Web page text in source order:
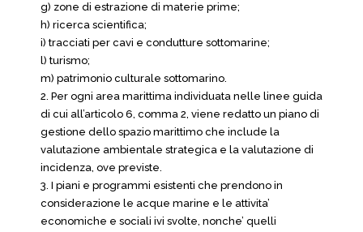
g) zone di estrazione di materie prime;
h) ricerca scientifica;
i) tracciati per cavi e condutture sottomarine;
l) turismo;
m) patrimonio culturale sottomarino.
2. Per ogni area marittima individuata nelle linee guida
di cui all’articolo 6, comma 2, viene redatto un piano di
gestione dello spazio marittimo che include la
valutazione ambientale strategica e la valutazione di
incidenza, ove previste.
3. I piani e programmi esistenti che prendono in
considerazione le acque marine e le attivita’
economiche e sociali ivi svolte, nonche’ quelli